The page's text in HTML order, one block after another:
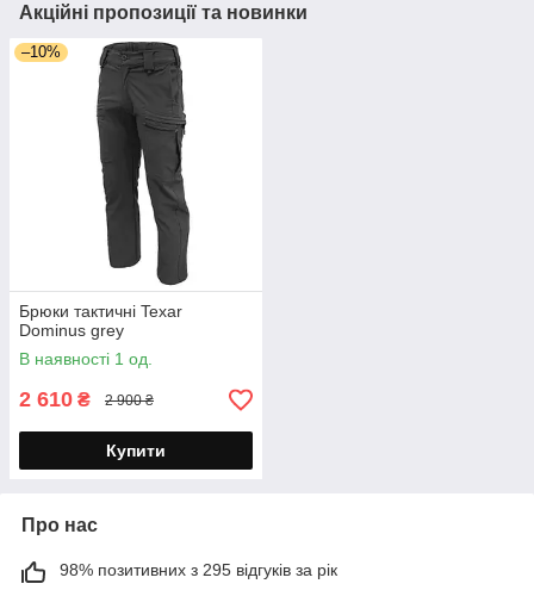
Акційні пропозиції та новинки
–10%
Брюки тактичні Texar
Dominus grey
В наявності 1 од.
2 610 ₴ 2 900 ₴
Купити
Про нас
98% позитивних з 295 відгуків за рік